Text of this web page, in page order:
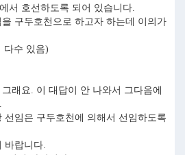
서 호선하도록 되어 있습니다.
구두호천으로 하고자 하는데 이의가
수 있음)
그래요. 이 대답이 안 나와서 그다음에
선임은 구두호천에 의해서 선임하도록
바랍니다.